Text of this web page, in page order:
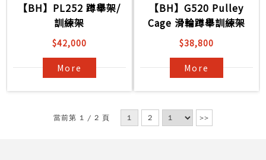
【BH】PL252 蹲舉架/
訓練架
$42,000
More
【BH】G520 Pulley
Cage 滑輪蹲舉訓練架
$38,800
More
當前第 1 / 2 頁 1 2 >>